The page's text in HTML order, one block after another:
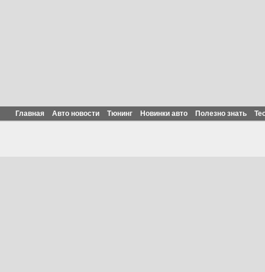
Главная Авто новости Тюнинг Новинки авто Полезно знать